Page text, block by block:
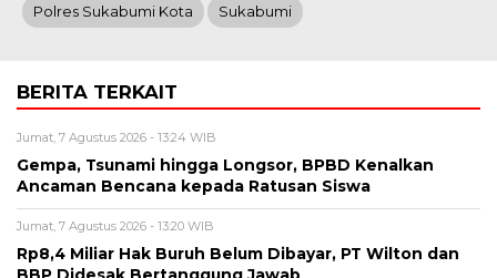
Polres Sukabumi Kota Sukabumi
BERITA TERKAIT
Jumat, 7 Agustus 2026 - 13:24 WIB
Gempa, Tsunami hingga Longsor, BPBD Kenalkan
Ancaman Bencana kepada Ratusan Siswa
Jumat, 7 Agustus 2026 - 13:20 WIB
Rp8,4 Miliar Hak Buruh Belum Dibayar, PT Wilton dan